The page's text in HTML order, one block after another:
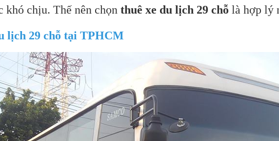
khó chịu. Thế nên chọn thuê xe du lịch 29 chỗ là hợp lý
lịch 29 chỗ tại TPHCM